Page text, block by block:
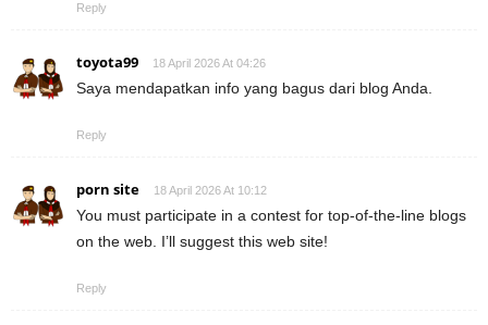
Reply
toyota99 18 April 2026 At 04:26
Saya mendapatkan info yang bagus dari blog Anda.
Reply
porn site 18 April 2026 At 10:12
You must participate in a contest for top-of-the-line blogs
on the web. I’ll suggest this web site!
Reply